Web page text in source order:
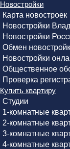
Новостройки
Карта новостроек
Новостройки
Новостройки
Обмен
Новостройки
Общественное
Проверка
Купить квартиру
Студии
1-комнатные
2-комнатные
3-комнатные
4-комнатные